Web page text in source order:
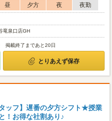
昼 夕方 夜
夜勤
竜泉口店GH
掲載終了まであと20日
とりあえず保存
ッフ】遅番の夕方シフト★授業
！お得な社割あり♪